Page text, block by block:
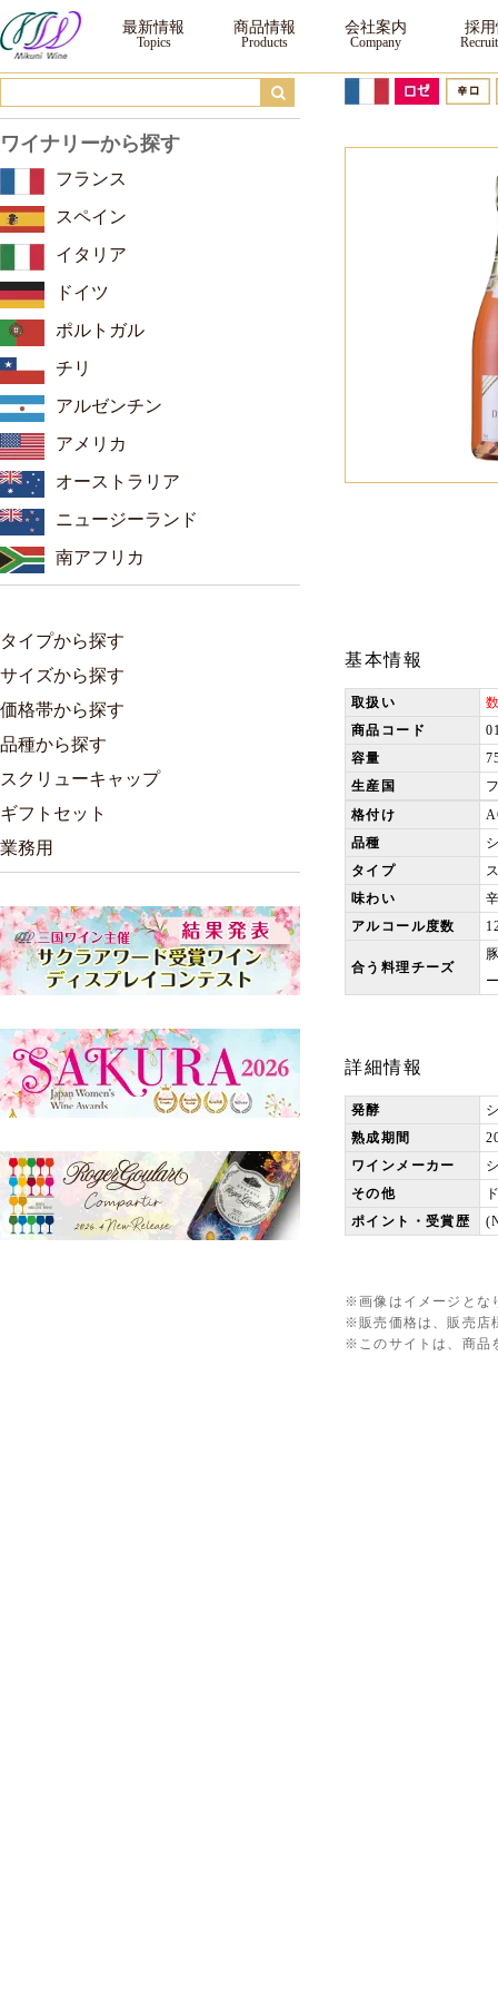
ゾエミ・ド・スーザ ロゼ・ブリュット ディスタンゲ ｜ ワイン ｜三国ワイン
最新情報 商品情報 会社案内 採
基本情報
取扱い
商品コード
容量
生産国
格付け
品種
タイプ
味わい
アルコール度数
合う料理チーズ
詳細情報
発酵
熟成期間
ワインメーカー
その他
ポイント・受賞歴
※画像はイメージとな
※販売価格は、販売店
※このサイトは、商品
ワイナリーから探す
フランス
スペイン
イタリア
ドイツ
ポルトガル
チリ
アルゼンチン
アメリカ
オーストラリア
ニュージーランド
南アフリカ
タイプから探す
サイズから探す
価格帯から探す
品種から探す
スクリューキャップ
ギフトセット
業務用